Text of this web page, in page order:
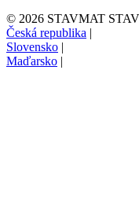
© 2026 STAVMAT
Česká republika |
Slovensko |
Maďarsko |